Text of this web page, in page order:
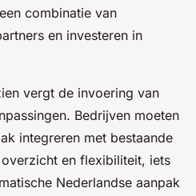
combinatie van
en investeren in
vergt de invoering van
Bedrijven moeten
integreren met bestaande
en flexibiliteit, iets
Nederlandse aanpak